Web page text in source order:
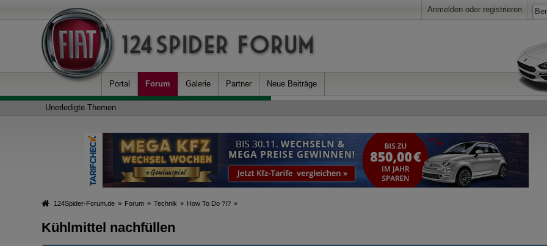
Anmelden oder registrieren
Portal Forum Galerie Partner Neue Beiträge
Unerledigte Themen
124Spider-Forum.de » Forum » Technik » How To Do ?!? »
Kühlmittel nachfüllen